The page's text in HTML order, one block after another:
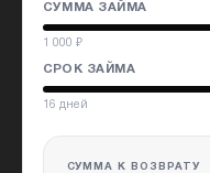
СУММА ЗАЙМА
1 000 ₽
СРОК ЗАЙМА
16 дней
СУММА К ВОЗВРАТУ